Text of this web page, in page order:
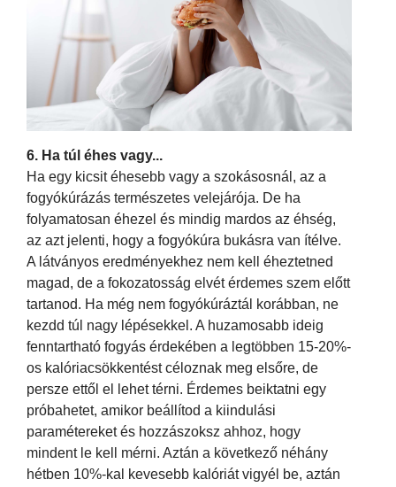
6. Ha túl éhes vagy...
Ha egy kicsit éhesebb vagy a szokásosnál, az a
fogyókúrázás természetes velejárója. De ha
folyamatosan éhezel és mindig mardos az éhség,
az azt jelenti, hogy a fogyókúra bukásra van ítélve.
A látványos eredményekhez nem kell éheztetned
magad, de a fokozatosság elvét érdemes szem előtt
tartanod. Ha még nem fogyókúráztál korábban, ne
kezdd túl nagy lépésekkel. A huzamosabb ideig
fenntartható fogyás érdekében a legtöbben 15-20%-
os kalóriacsökkentést céloznak meg elsőre, de
persze ettől el lehet térni. Érdemes beiktatni egy
próbahetet, amikor beállítod a kiindulási
paramétereket és hozzászoksz ahhoz, hogy
mindent le kell mérni. Aztán a következő néhány
hétben 10%-kal kevesebb kalóriát vigyél be, aztán